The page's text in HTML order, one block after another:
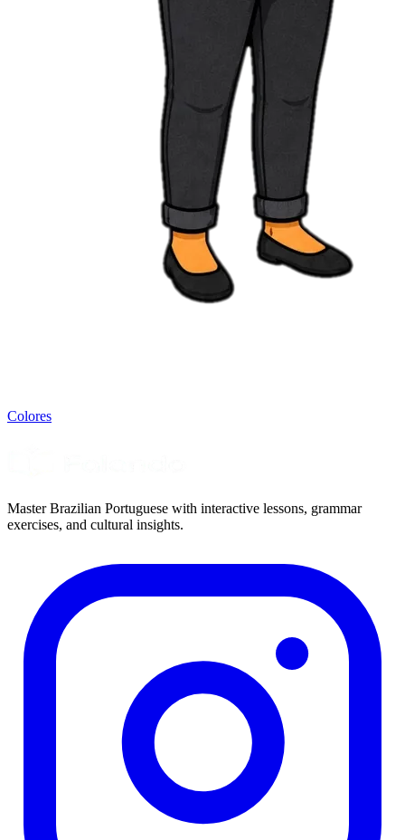
Colores
Master Brazilian Portuguese with interactive lessons, grammar
exercises, and cultural insights.